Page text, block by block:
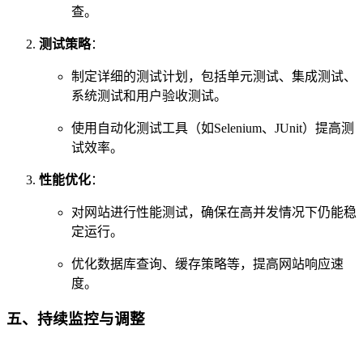
查。
测试策略：
制定详细的测试计划，包括单元测试、集成测试、
系统测试和用户验收测试。
使用自动化测试工具（如Selenium、JUnit）提高测
试效率。
性能优化：
对网站进行性能测试，确保在高并发情况下仍能稳
定运行。
优化数据库查询、缓存策略等，提高网站响应速
度。
五、持续监控与调整